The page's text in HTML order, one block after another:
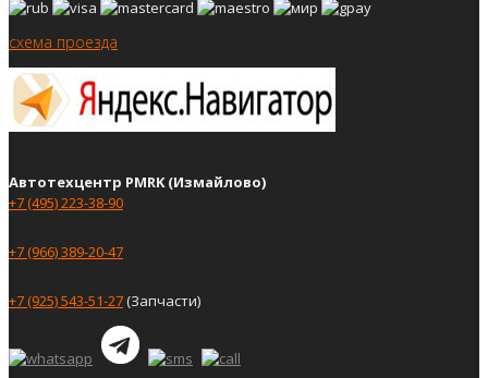
схема проезда
Автотехцентр PMRK (Измайлово)
+7 (495) 223-38-90
+7 (966) 389-20-47
+7 (925) 543-51-27(Запчасти)